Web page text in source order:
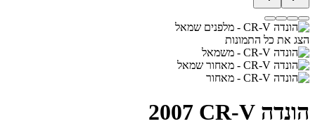
הצג את כל התמונות
הונדה CR-V 2007